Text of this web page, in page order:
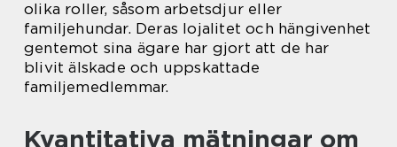
olika roller, såsom arbetsdjur eller
familjehundar. Deras lojalitet och hängivenhet
gentemot sina ägare har gjort att de har
blivit älskade och uppskattade
familjemedlemmar.
Kvantitativa mätningar om